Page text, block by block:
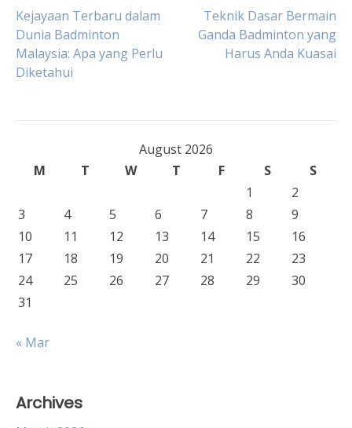
Post
navigation
Kejayaan Terbaru dalam
Dunia Badminton
Malaysia: Apa yang Perlu
Diketahui
Teknik Dasar Bermain
Ganda Badminton yang
Harus Anda Kuasai
August 2026
M
T W T F S
S
1
2
3
4 5 6 7 8
9
10
11 12 13 14 15
16
17
18 19 20 21 22
23
24
25 26 27 28 29
30
31
« Mar
Archives